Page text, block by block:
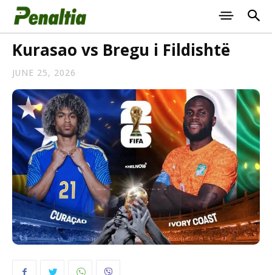
Kurasao vs Bregu i Fildishtë
JUNE 25, 2026